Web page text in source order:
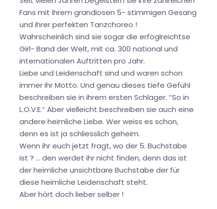
Fans mit ihrem grandiosen 5- stimmigen Gesang
und ihrer perfekten Tanzchoreo !
Wahrscheinlich sind sie sogar die erfoglreichtse
Girl- Band der Welt, mit ca. 300 national und
internationalen Auftritten pro Jahr.
Liebe und Leidenschaft sind und waren schon
immer ihr Motto. Und genau dieses tiefe Gefühl
beschreiben sie in ihrem ersten Schlager. “So in
L.O.V.E.” Aber vielleicht beschreiben sie auch eine
andere heimliche Liebe. Wer weiss es schon,
denn es ist ja schliesslich geheim.
Wenn ihr euch jetzt fragt, wo der 5. Buchstabe
ist ? … den werdet ihr nicht finden, denn das ist
der heimliche unsichtbare Buchstabe der für
diese heimliche Leidenschaft steht.
Aber hört doch lieber selber !